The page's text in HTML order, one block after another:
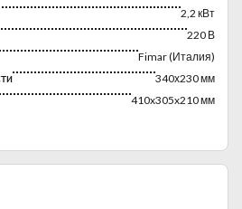
2,2 кВт
220 В
Fimar (Италия)
340х230 мм
410x305x210 мм
Электричество